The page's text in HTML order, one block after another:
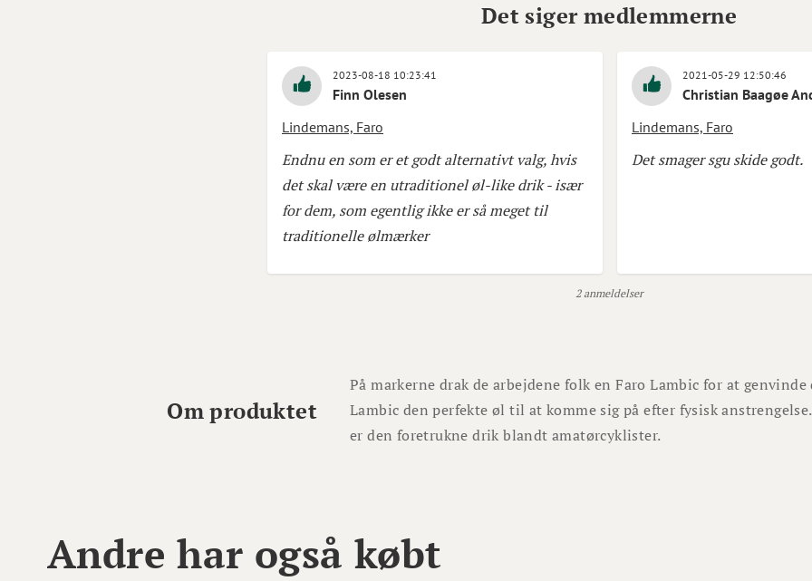
Det siger medlemmerne
2023-08-18 10:23:41
Finn Olesen
Lindemans, Faro
Endnu en som er et godt alternativt valg, hvis
det skal være en utraditionel øl-like drik - især
for dem, som egentlig ikke er så meget til
traditionelle ølmærker
2021-05-29 12:50:46
Christian Baagøe
Lindemans, Faro
Det smager sgu skide godt.
2 anmeldelser
Om produktet
På markerne drak de arbejdene folk en Faro Lambic for at genvinde
Lambic den perfekte øl til at komme sig på efter fysisk
er den foretrukne drik blandt amatørcyklister.
Andre har også købt